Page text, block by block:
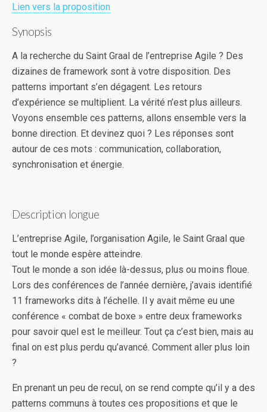
Lien vers la proposition
Synopsis
A la recherche du Saint Graal de l’entreprise Agile ? Des
dizaines de framework sont à votre disposition. Des
patterns important s’en dégagent. Les retours
d’expérience se multiplient. La vérité n’est plus ailleurs.
Voyons ensemble ces patterns, allons ensemble vers la
bonne direction. Et devinez quoi ? Les réponses sont
autour de ces mots : communication, collaboration,
synchronisation et énergie.
Description longue
L’entreprise Agile, l’organisation Agile, le Saint Graal que
tout le monde espère atteindre.
Tout le monde a son idée là-dessus, plus ou moins floue.
Lors des conférences de l’année dernière, j’avais identifié
11 frameworks dits à l’échelle. Il y avait même eu une
conférence « combat de boxe » entre deux frameworks
pour savoir quel est le meilleur. Tout ça c’est bien, mais au
final on est plus perdu qu’avancé. Comment aller plus loin
?
En prenant un peu de recul, on se rend compte qu’il y a des
patterns communs à toutes ces propositions et que le